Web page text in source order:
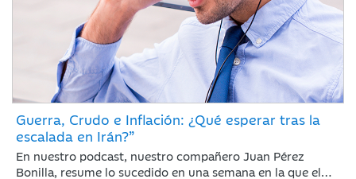
Guerra, Crudo e Inflación: ¿Qué esperar tras la
escalada en Irán?”
En nuestro podcast, nuestro compañero Juan Pérez
Bonilla, resume lo sucedido en una semana en la que el